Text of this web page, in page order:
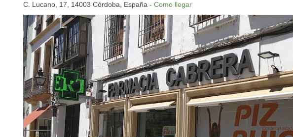
C. Lucano, 17, 14003 Córdoba, España - Como llegar